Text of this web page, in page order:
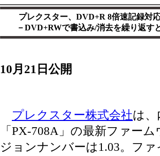
プレクスター、DVD+R 8倍速記録対
－DVD+RWで書込み/消去を繰り返す
10月21日公開
プレクスター株式会社は、
「PX-708A」の最新ファー
ジョンナンバーは1.03。フ